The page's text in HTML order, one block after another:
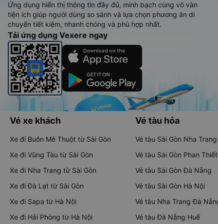
Ứng dụng hiển thị thông tin đầy đủ, minh bạch cùng vô vàn
tiện ích giúp người dùng so sánh và lựa chọn phương án di
chuyển tiết kiệm, nhanh chóng và phù hợp nhất.
Tải ứng dụng Vexere ngay
Vé xe khách
Xe đi Buôn Mê Thuột từ Sài Gòn
Xe đi Vũng Tàu từ Sài Gòn
Xe đi Nha Trang từ Sài Gòn
Xe đi Đà Lạt từ Sài Gòn
Xe đi Sapa từ Hà Nội
Xe đi Hải Phòng từ Hà Nội
Vé tàu hỏa
Vé tàu Sài Gòn Nha Trang
Vé tàu Sài Gòn Phan Thiết
Vé tàu Sài Gòn Đà Nẵng
Vé tàu Sài Gòn Hà Nội
Vé tàu Nha Trang Đà
Vé tàu Đà Nẵng Huế